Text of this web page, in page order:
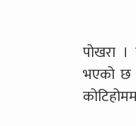
पोखरा ।
भएको छ